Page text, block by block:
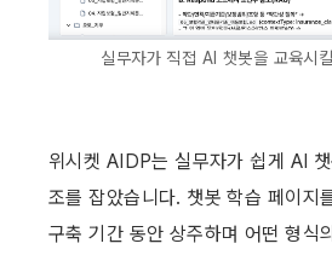
실무자가 직접 AI 챗봇을 교육시
위시켓 AIDP는 실무자가 쉽게 AI
조를 잡았습니다. 챗봇 학습 페이지
구축 기간 동안 상주하며 어떤 형식